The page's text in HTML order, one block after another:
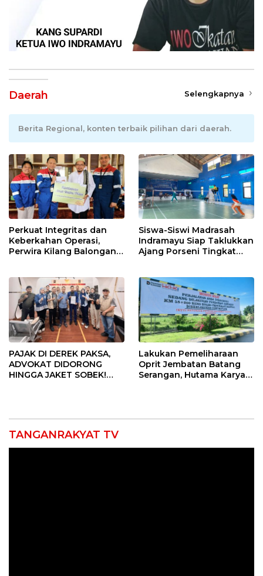
Daerah Selengkapnya
Berita Regional, konten terbaik pilihan dari daerah.
Perkuat Integritas dan
Keberkahan Operasi,
Perwira Kilang Balongan
Siswa-Siswi Madrasah
Indramayu Siap Taklukkan
Ajang Porseni Tingkat
PAJAK DI DEREK PAKSA,
ADVOKAT DIDORONG
HINGGA JAKET SOBEK!
Lakukan Pemeliharaan
Oprit Jembatan Batang
Serangan, Hutama Karya
TANGANRAKYAT TV